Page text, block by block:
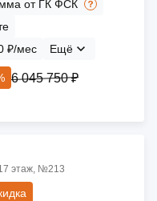
от ГК ФСК
₽/мес
Ещё
6 045 750 ₽
этаж, №213